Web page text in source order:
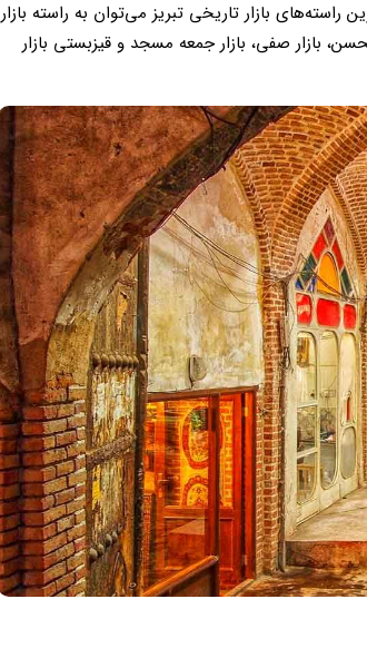
بازار تاریخی تبریز می‌توان به راسته بازار
بازار صفی، بازار جمعه مسجد و قیزبستی بازار